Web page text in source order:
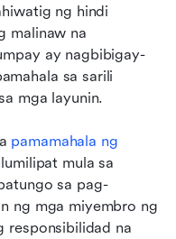
ng hindi
malinaw na
ay nagbibigay-
sa sarili
mga layunin.
pamamahala ng
mula sa
sa pag-
ng mga miyembro ng
responsibilidad na